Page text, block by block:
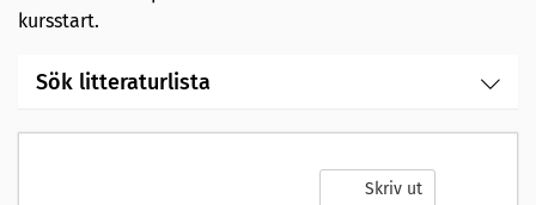
kursstart.
Sök litteraturlista
Skriv ut